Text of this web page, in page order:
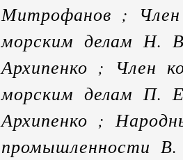
Митрофанов ;
морским делам Н.
Архипенко ; Член
морским делам П.
Архипенко ;
промышленности